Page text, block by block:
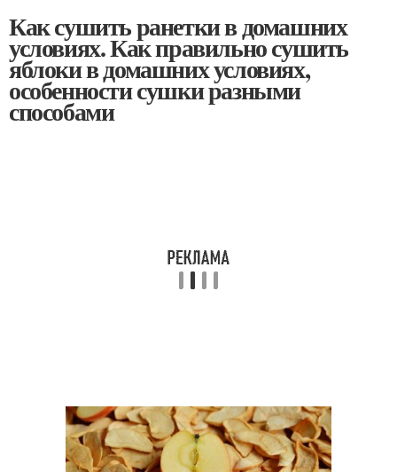
Как сушить ранетки в домашних
условиях. Как правильно сушить
яблоки в домашних условиях,
особенности сушки разными
способами